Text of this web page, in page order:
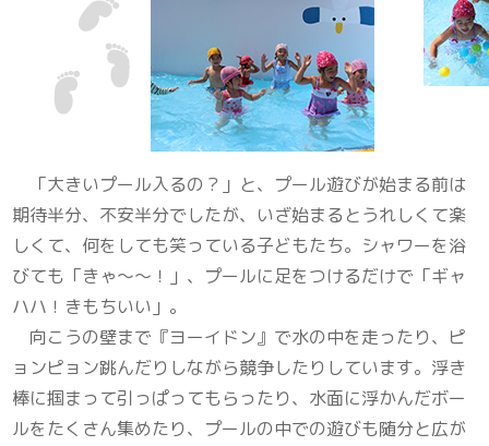
「大きいプール入るの？」と、プール遊びが始まる前は
期待半分、不安半分でしたが、いざ始まるとうれしくて楽
しくて、何をしても笑っている子どもたち。シャワーを浴
びても「きゃ～～！」、プールに足をつけるだけで「ギャ
ハハ！きもちいい」。
向こうの壁まで『ヨーイドン』で水の中を走ったり、ピ
ョンピョン跳んだりしながら競争したりしています。浮き
棒に掴まって引っぱってもらったり、水面に浮かんだボー
ルをたくさん集めたり、プールの中での遊びも随分と広が